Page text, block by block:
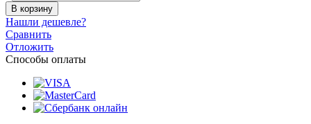
В корзину
Нашли дешевле?
Сравнить
Отложить
Способы оплаты